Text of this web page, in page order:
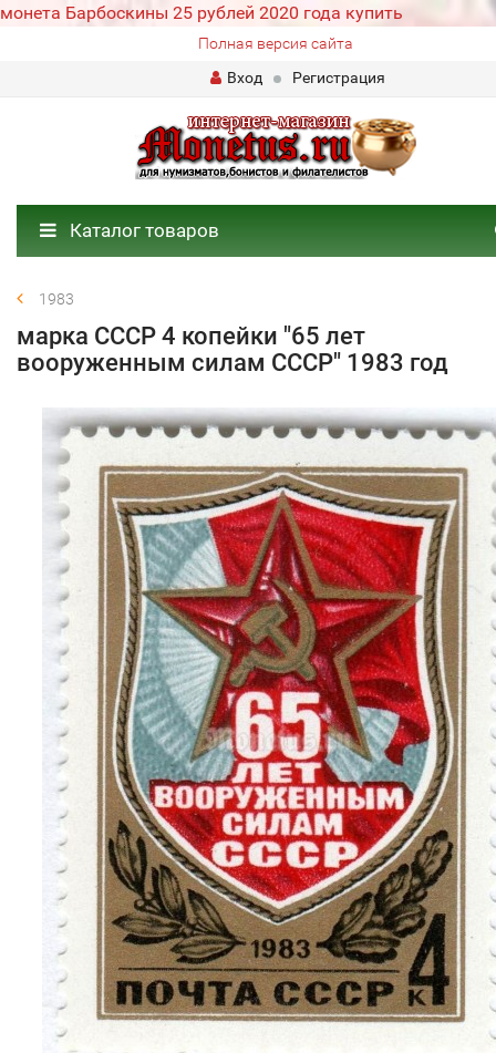
монета Барбоскины 25 рублей 2020 года купить
Полная версия сайта
Вход
Регистрация
Каталог товаров
1983
марка СССР 4 копейки "65 лет
вооруженным силам СССР" 1983 год